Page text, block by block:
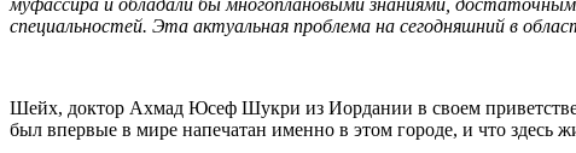
специальностей. Эта актуальная проблема на сегодняшний в
Шейх, доктор Ахмад Юсеф Шукри из Иордании в своем
был впервые в мире напечатан именно в этом городе, и что здесь